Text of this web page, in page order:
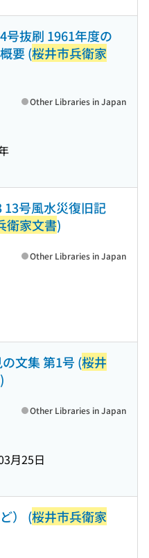
号抜刷 1961年度の
要 (桜井市兵衛家
Other Libraries in Japan
13号風水災復旧記
衛家文書)
Other Libraries in Japan
文集 第1号 (桜井
)
月25日
Other Libraries in Japan
） (桜井市兵衛家